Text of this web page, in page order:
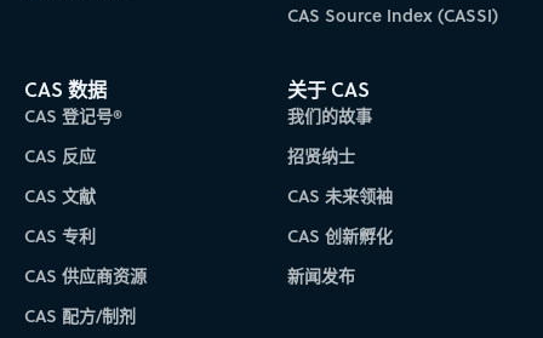
CAS Source Index (CASSI)
CAS 数据
CAS 登记号®
CAS 反应
CAS 文献
CAS 专利
CAS 供应商资源
CAS 配方/制剂
关于 CAS
我们的故事
招贤纳士
CAS 未来领袖
CAS 创新孵化
新闻发布